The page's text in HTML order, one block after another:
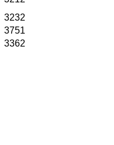
3232
3751
3362